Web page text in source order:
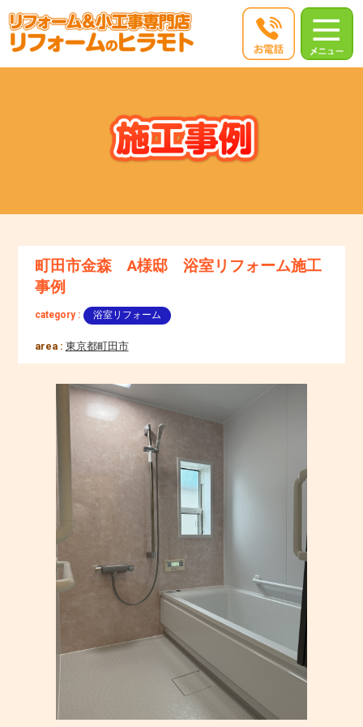
町田市金森 A様邸 浴室リフォーム施工
事例
category : 浴室リフォーム
area : 東京都町田市